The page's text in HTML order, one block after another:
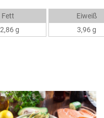
Fett
g
Eiweiß
3,96 g